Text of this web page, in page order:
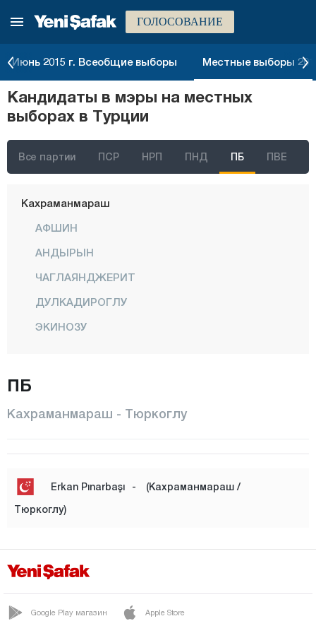
ГОЛОСОВАНИЕ
Июнь 2015 г. Всеобщие выборы Местные выборы
Кандидаты в мэры на местных
выборах в Турции
Все партии ПСР НРП ПНД ПБ ПВЕ
Газиантеп
Хаккяри
Хатай
Ыспарта
Кахраманмараш
АФШИН
АНДЫРЫН
ЧАГЛАЯНДЖЕРИТ
ДУЛКАДИРОГЛУ
ЭКИНОЗУ
ОНИКИШУБАТ
ТЮРКОГЛУ
Карабюк
Кастамону
ПБ
Кахраманмараш - Тюркоглу
Erkan Pınarbaşı -
(Кахраманмараш /
Тюркоглу)
Google Play магазин Apple Store